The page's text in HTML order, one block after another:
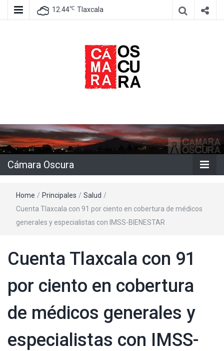
12.44℃ Tlaxcala
Cámara
Oscura
Cámara Oscura
Home / Principales / Salud /
Cuenta Tlaxcala con 91 por ciento en cobertura de médicos
generales y especialistas con IMSS-BIENESTAR
Cuenta Tlaxcala con 91
por ciento en cobertura
de médicos generales y
especialistas con IMSS-